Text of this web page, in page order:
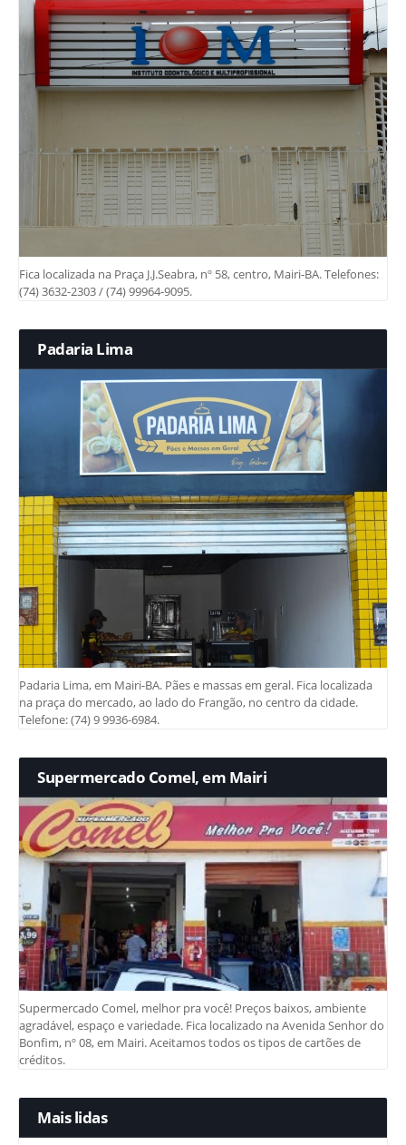
Fica localizada na Praça J.J.Seabra, nº 58, centro, Mairi-BA. Telefones:
(74) 3632-2303 / (74) 99964-9095.
Padaria Lima
Padaria Lima, em Mairi-BA. Pães e massas em geral. Fica localizada
na praça do mercado, ao lado do Frangão, no centro da cidade.
Telefone: (74) 9 9936-6984.
Supermercado Comel, em Mairi
Supermercado Comel, melhor pra você! Preços baixos, ambiente
agradável, espaço e variedade. Fica localizado na Avenida Senhor do
Bonfim, nº 08, em Mairi. Aceitamos todos os tipos de cartões de
créditos.
Mais lidas